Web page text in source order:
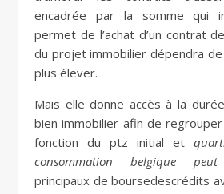
encadrée par la somme qui
permet de l’achat d’un contrat
du projet immobilier dépendra
plus élever.
Mais elle donne accès à la
bien immobilier afin de
fonction du ptz initial et
consommation belgique peut
principaux de boursedescrédits